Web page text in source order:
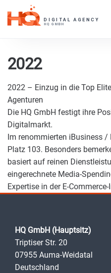
2022
2022 – Einzug in die Top
Agenturen
Die HQ GmbH festigt ihre
Digitalmarkt.
Im renommierten iBusiness /
Platz 103. Besonders
basiert auf reinen
eingerechnete Media-
Expertise in der E-
HQ GmbH (Hauptsitz)
Triptiser Str. 20
07955 Auma-Weidatal
Deutschland